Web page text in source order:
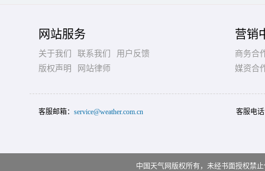
网站服务
关于我们 联系我们
用户反馈
版权声明
网站律师
营销
商务合
媒资合
客服邮箱： service@weather.com.cn 客服电
中国天气网版权所有，未经书面授权